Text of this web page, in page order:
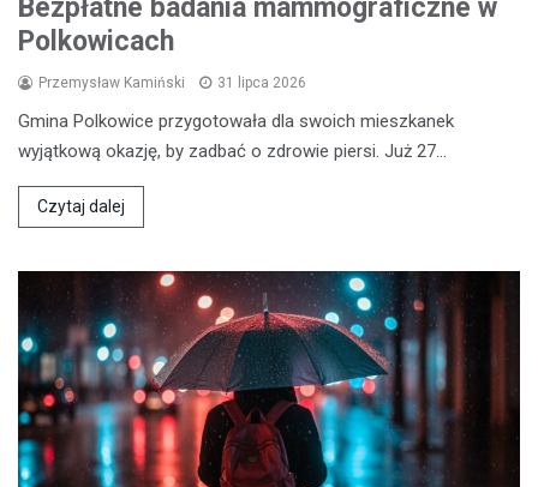
Bezpłatne badania mammograficzne w
Polkowicach
Przemysław Kamiński 31 lipca 2026
Gmina Polkowice przygotowała dla swoich mieszkanek
wyjątkową okazję, by zadbać o zdrowie piersi. Już 27…
Czytaj dalej